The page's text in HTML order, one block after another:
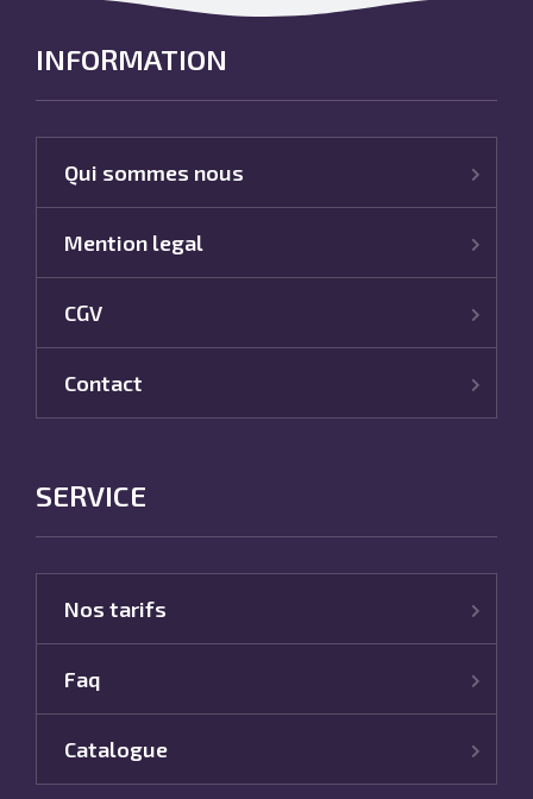
INFORMATION
Qui sommes nous
Mention legal
CGV
Contact
SERVICE
Nos tarifs
Faq
Catalogue